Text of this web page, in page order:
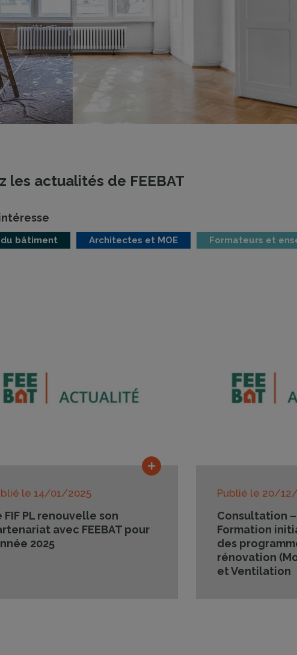
les actualités de FEEBAT
bâtiment Architectes et MOE Formateurs et
le 14/01/2025
FIF PL renouvelle son
avec FEEBAT pour
2025
Lire la suite
Publié le 20/
Consultation –
Formation
des
rénovation
et Ventilation